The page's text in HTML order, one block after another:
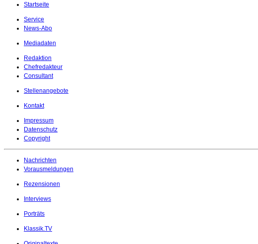
Startseite
Service
News-Abo
Mediadaten
Redaktion
Chefredakteur
Consultant
Stellenangebote
Kontakt
Impressum
Datenschutz
Copyright
Nachrichten
Vorausmeldungen
Rezensionen
Interviews
Porträts
Klassik.TV